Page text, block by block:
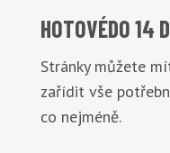
HOTOVÉDO 14
Stránky můžete
zařídit vše
co nejméně.